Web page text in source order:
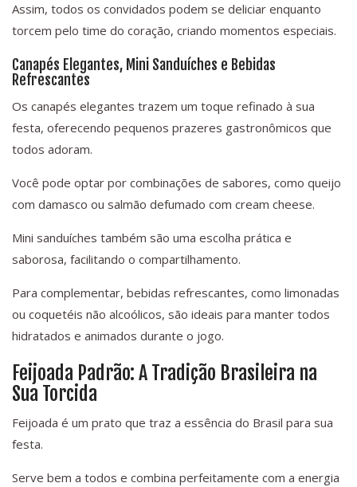
Assim, todos os convidados podem se deliciar enquanto
torcem pelo time do coração, criando momentos especiais.
Canapés Elegantes, Mini Sanduíches e Bebidas
Refrescantes
Os canapés elegantes trazem um toque refinado à sua
festa, oferecendo pequenos prazeres gastronômicos que
todos adoram.
Você pode optar por combinações de sabores, como queijo
com damasco ou salmão defumado com cream cheese.
Mini sanduíches também são uma escolha prática e
saborosa, facilitando o compartilhamento.
Para complementar, bebidas refrescantes, como limonadas
ou coquetéis não alcoólicos, são ideais para manter todos
hidratados e animados durante o jogo.
Feijoada Padrão: A Tradição Brasileira na
Sua Torcida
Feijoada é um prato que traz a essência do Brasil para sua
festa.
Serve bem a todos e combina perfeitamente com a energia